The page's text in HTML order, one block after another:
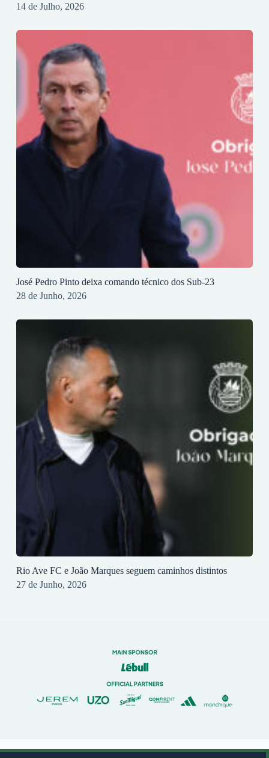
14 de Julho, 2026
José Pedro Pinto deixa comando técnico dos Sub-23
28 de Junho, 2026
Rio Ave FC e João Marques seguem caminhos distintos
27 de Junho, 2026